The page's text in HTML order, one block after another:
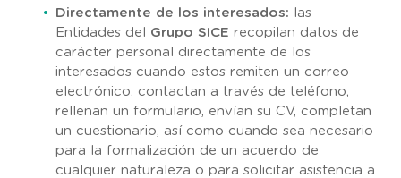
Directamente de los interesados:
las
Entidades del Grupo SICE recopilan datos de
carácter personal directamente de los
interesados cuando estos remiten un correo
electrónico, contactan a través de teléfono,
rellenan un formulario, envían su CV, completan
un cuestionario, así como cuando sea necesario
para la formalización de un acuerdo de
cualquier naturaleza o para solicitar asistencia a